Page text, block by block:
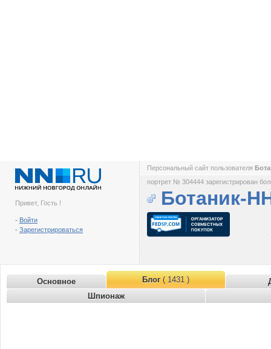
Привет, Гость !
- Войти
- Зарегистрироваться
Персональный сайт пользователя
портрет № 304444 зарегистрирован
Ботаник-
Основное Блог( 1431 )
Шпионаж